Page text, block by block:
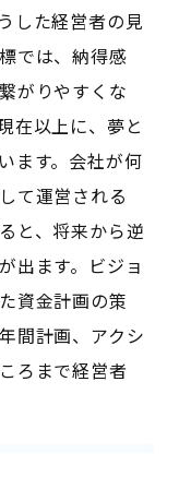
した経営者の見
では、納得感
がりやすくな
在以上に、夢と
ます。会社が何
て運営される
と、将来から逆
出ます。ビジョ
資金計画の策
間計画、アクシ
ろまで経営者